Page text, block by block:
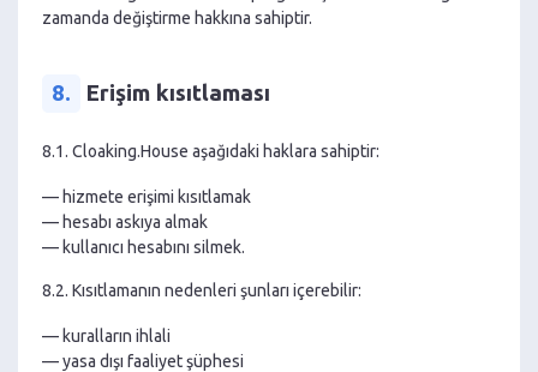
zamanda değiştirme hakkına sahiptir.
8. Erişim kısıtlaması
8.1. Cloaking.House aşağıdaki haklara sahiptir:
— hizmete erişimi kısıtlamak
— hesabı askıya almak
— kullanıcı hesabını silmek.
8.2. Kısıtlamanın nedenleri şunları içerebilir:
— kuralların ihlali
— yasa dışı faaliyet şüphesi